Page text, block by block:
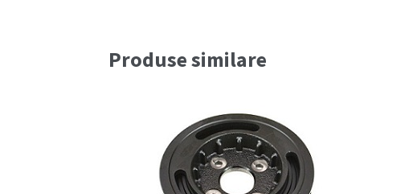
Produse similare